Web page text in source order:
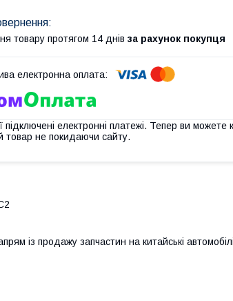
товару протягом 14 днів за рахунок покупця
підключені електронні платежі. Тепер ви можете
товар не покидаючи сайту.
із продажу запчастин на китайські